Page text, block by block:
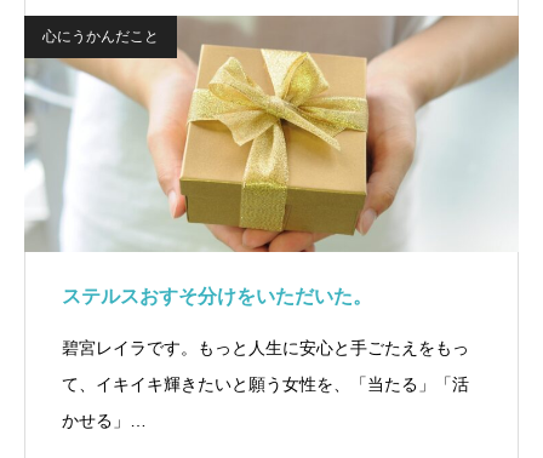
心にうかんだこと
ステルスおすそ分けをいただいた。
碧宮レイラです。もっと人生に安心と手ごたえをもっ
て、イキイキ輝きたいと願う女性を、「当たる」「活
かせる」…